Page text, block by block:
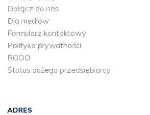
Dołącz do nas
Dla mediów
Formularz kontaktowy
Polityka prywatności
RODO
Status dużego przedsiębiorcy
ADRES